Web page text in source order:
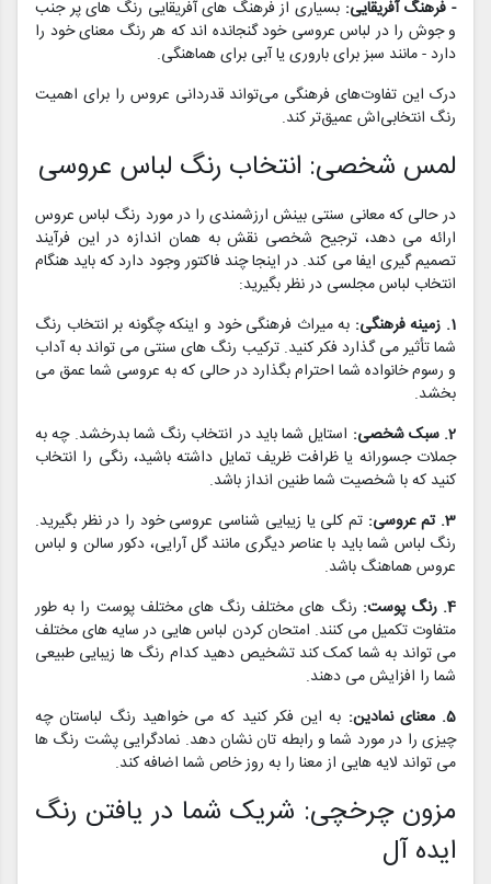
- فرهنگ آفریقایی: بسیاری از فرهنگ های آفریقایی رنگ های پر جنب
و جوش را در لباس عروسی خود گنجانده اند که هر رنگ معنای خود را
دارد - مانند سبز برای باروری یا آبی برای هماهنگی.
درک این تفاوت‌های فرهنگی می‌تواند قدردانی عروس را برای اهمیت
رنگ انتخابی‌اش عمیق‌تر کند.
لمس شخصی: انتخاب رنگ لباس عروسی
در حالی که معانی سنتی بینش ارزشمندی را در مورد رنگ لباس عروس
ارائه می دهد، ترجیح شخصی نقش به همان اندازه در این فرآیند
تصمیم گیری ایفا می کند. در اینجا چند فاکتور وجود دارد که باید هنگام
انتخاب لباس مجلسی در نظر بگیرید:
1. زمینه فرهنگی:
به میراث فرهنگی خود و اینکه چگونه بر انتخاب رنگ
شما تأثیر می گذارد فکر کنید. ترکیب رنگ های سنتی می تواند به آداب
و رسوم خانواده شما احترام بگذارد در حالی که به عروسی شما عمق می
بخشد.
2. سبک شخصی:
استایل شما باید در انتخاب رنگ شما بدرخشد. چه به
جملات جسورانه یا ظرافت ظریف تمایل داشته باشید، رنگی را انتخاب
کنید که با شخصیت شما طنین انداز باشد.
3. تم عروسی:
تم کلی یا زیبایی شناسی عروسی خود را در نظر بگیرید.
رنگ لباس شما باید با عناصر دیگری مانند گل آرایی، دکور سالن و لباس
عروس هماهنگ باشد.
4. رنگ پوست:
رنگ های مختلف رنگ های مختلف پوست را به طور
متفاوت تکمیل می کنند. امتحان کردن لباس هایی در سایه های مختلف
می تواند به شما کمک کند تشخیص دهید کدام رنگ ها زیبایی طبیعی
شما را افزایش می دهند.
5. معنای نمادین:
به این فکر کنید که می خواهید رنگ لباستان چه
چیزی را در مورد شما و رابطه تان نشان دهد. نمادگرایی پشت رنگ ها
می تواند لایه هایی از معنا را به روز خاص شما اضافه کند.
مزون چرخچی: شریک شما در یافتن رنگ
ایده آل